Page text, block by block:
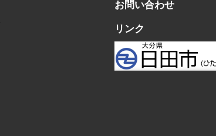
お問い合わせ
リンク